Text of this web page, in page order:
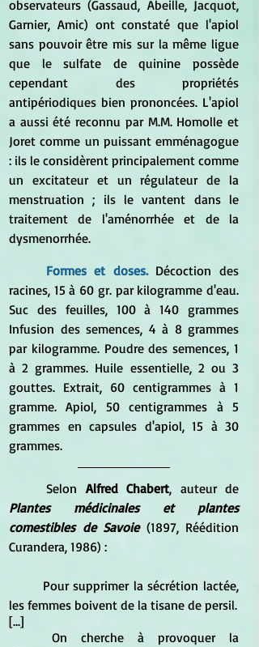
observateurs (Gassaud, Abeille, Jacquot,
Garnier, Amic) ont constaté que l'apiol
sans pouvoir être mis sur la même ligue
que le sulfate de quinine possède
cependant des propriétés
antipériodiques bien prononcées. L'apiol
a aussi été reconnu par M.M. Homolle et
Joret comme un puissant emménagogue
: ils le considèrent principalement comme
un excitateur et un régulateur de la
menstruation ; ils le vantent dans le
traitement de l'aménorrhée et de la
dysmenorrhée.
Formes et doses. Décoction des
racines, 15 à 60 gr. par kilogramme d'eau.
Suc des feuilles, 100 à 140 grammes
Infusion des semences, 4 à 8 grammes
par kilogramme. Poudre des semences, 1
à 2 grammes. Huile essentielle, 2 ou 3
gouttes. Extrait, 60 centigrammes à 1
gramme. Apiol, 50 centigrammes à 5
grammes en capsules d'apiol, 15 à 30
grammes.
	Selon
Alfred Chabert
Plantes médicinales et plantes
comestibles de Savoie (1897, Réédition
Curandera, 1986) :
les femmes boivent de la tisane de persil.
[...]